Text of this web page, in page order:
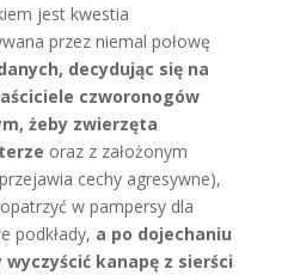
jest kwestia
przez niemal połowę
decydując się na
czworonogów
żeby zwierzęta
oraz z założonym
cechy agresywne),
w pampersy dla
podkłady, a po dojechaniu
wyczyścić kanapę z sierści